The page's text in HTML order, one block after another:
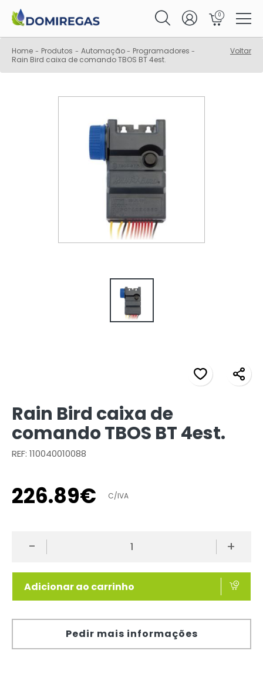
0
Home - Produtos - Automação- Programadores -
Rain Bird caixa de comando TBOS BT 4est.
Voltar
Rain Bird caixa de
comando TBOS BT 4est.
REF: 110040010088
226.89€ C/IVA
- +
Adicionar ao carrinho
Pedir mais informações